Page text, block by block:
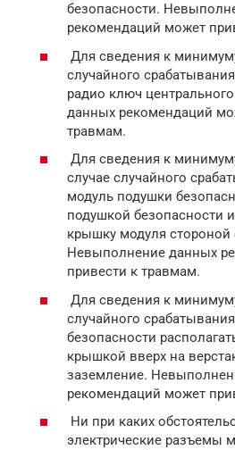
безопасности.
рекомендаций может
Для сведения к
случайного
радио ключ
данных рекомендаций
травмам.
Для сведения к
случае случайного
модуль подушки
подушкой безопасности
крышку модуля стороной
Невыполнение данных
привести к травмам.
Для сведения к
случайного
безопасности
крышкой вверх на
заземление.
рекомендаций может
Ни при каких
электрические разъемы